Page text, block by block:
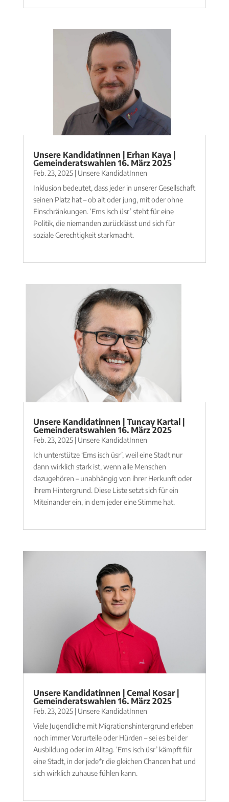
Unsere Kandidatinnen | Erhan Kaya |
Gemeinderatswahlen 16. März 2025
Feb. 23, 2025| Unsere KandidatInnen
Inklusion bedeutet, dass jeder in unserer Gesellschaft
seinen Platz hat – ob alt oder jung, mit oder ohne
Einschränkungen. ‘Ems isch üsr’ steht für eine
Politik, die niemanden zurücklässt und sich für
soziale Gerechtigkeit starkmacht.
Unsere Kandidatinnen | Tuncay Kartal |
Gemeinderatswahlen 16. März 2025
Feb. 23, 2025| Unsere KandidatInnen
Ich unterstütze ‘Ems isch üsr’, weil eine Stadt nur
dann wirklich stark ist, wenn alle Menschen
dazugehören – unabhängig von ihrer Herkunft oder
ihrem Hintergrund. Diese Liste setzt sich für ein
Miteinander ein, in dem jeder eine Stimme hat.
Unsere Kandidatinnen | Cemal Kosar |
Gemeinderatswahlen 16. März 2025
Feb. 23, 2025| Unsere KandidatInnen
Viele Jugendliche mit Migrationshintergrund erleben
noch immer Vorurteile oder Hürden – sei es bei der
Ausbildung oder im Alltag. ‘Ems isch üsr’ kämpft für
eine Stadt, in der jede*r die gleichen Chancen hat und
sich wirklich zuhause fühlen kann.